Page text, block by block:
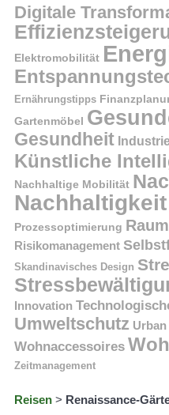
Digitale
Elektromobilität
Ernährungstipps
Gartenmöbel
Gesundheit
Künstliche
Nachhaltige Mobilität
Nachhaltigkeit
Prozessoptimierung
Risikomanagement
Skandinavisches Design
Innovation
Umweltschutz
Wohnaccessoires
Zeitmanagement
Reisen > Renaissance-